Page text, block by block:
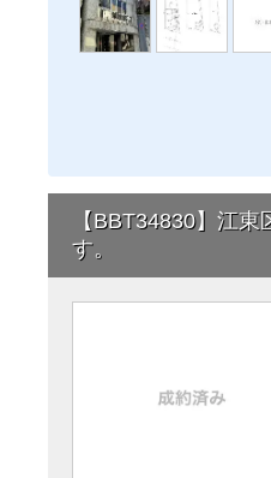
【BBT34830】江
す。